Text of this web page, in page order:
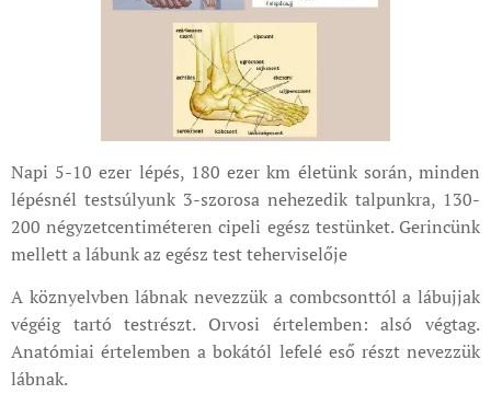
Napi 5-10 ezer lépés, 180 ezer km életünk során, minden
lépésnél testsúlyunk 3-szorosa nehezedik talpunkra, 130-
200 négyzetcentiméteren cipeli egész testünket. Gerincünk
mellett a lábunk az egész test teherviselője
A köznyelvben lábnak nevezzük a combcsonttól a lábujjak
végéig tartó testrészt. Orvosi értelemben: alsó végtag.
Anatómiai értelemben a bokától lefelé eső részt nevezzük
lábnak.